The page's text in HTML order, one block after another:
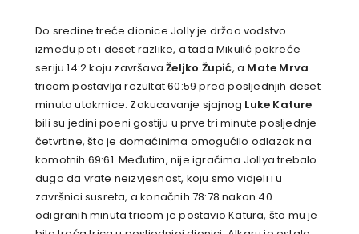
Do sredine treće dionice Jolly je držao vodstvo
između pet i deset razlike, a tada Mikulić pokreće
seriju 14:2 koju završavaŽeljko Župić, a Mate Mrva
tricom postavlja rezultat 60:59 pred posljednjih deset
minuta utakmice. Zakucavanje sjajnog Luke Kature
bili su jedini poeni gostiju u prve tri minute posljednje
četvrtine, što je domaćinima omogućilo odlazak na
komotnih 69:61. Međutim, nije igračima Jollya trebalo
dugo da vrate neizvjesnost, koju smo vidjeli i u
završnici susreta, a konačnih 78:78 nakon 40
odigranih minuta tricom je postavio Katura, što mu je